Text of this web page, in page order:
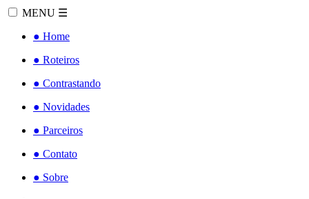
MENU ☰
● Home
● Roteiros
● Contrastando
● Novidades
● Parceiros
● Contato
● Sobre